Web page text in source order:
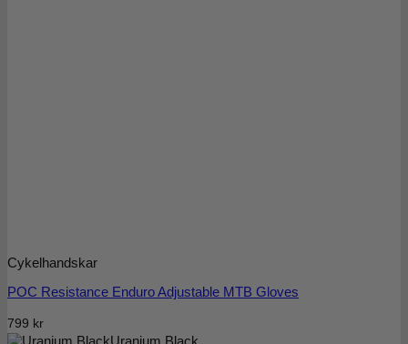
Uranium Black
Cykelhandskar
POC Resistance Enduro Adjustable MTB Gloves
799 kr